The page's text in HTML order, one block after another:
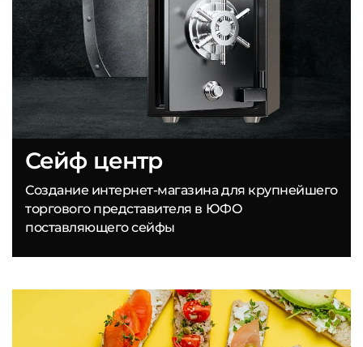
Сейф центр
Создание интернет-магазина для крупнейшего
торгового представителя в ЮФО
поставляющего сейфы